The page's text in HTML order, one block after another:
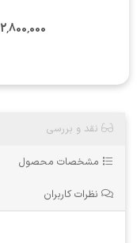
2٬800٬000 ریال
نقد و بررسی
مشخصات محصول
نظرات کاربران